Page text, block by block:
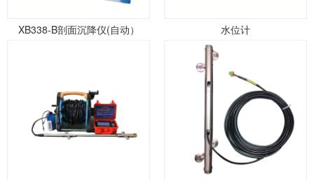
XB338-B剖面沉降仪(自动） 水位计